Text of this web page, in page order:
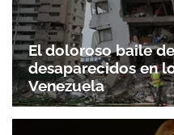
El doloroso baile
desaparecidos en
Venezuela